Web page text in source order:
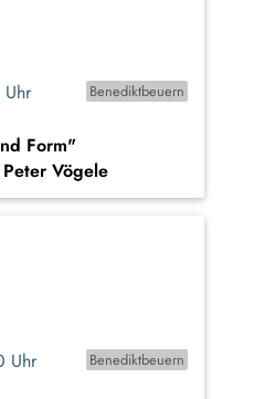
Uhr
Benediktbeuern
Form"
Vögele
Uhr
Benediktbeuern